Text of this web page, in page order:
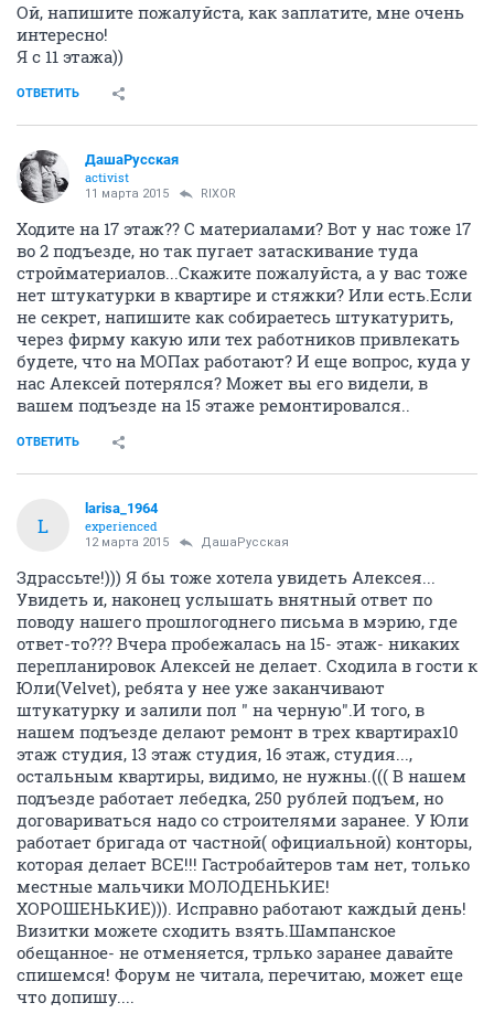
Ой, напишите пожалуйста, как заплатите, мне очень
интересно!
Я с 11 этажа))
ОТВЕТИТЬ
ДашаРусская
activist
11 марта 2015 RIXOR
Ходите на 17 этаж?? С материалами? Вот у нас тоже 17
во 2 подъезде, но так пугает затаскивание туда
стройматериалов...Скажите пожалуйста, а у вас тоже
нет штукатурки в квартире и стяжки? Или есть.Если
не секрет, напишите как собираетесь штукатурить,
через фирму какую или тех работников привлекать
будете, что на МОПах работают? И еще вопрос, куда у
нас Алексей потерялся? Может вы его видели, в
вашем подъезде на 15 этаже ремонтировался..
ОТВЕТИТЬ
L
larisa_1964
experienced
12 марта 2015 ДашаРусская
Здрассьте!))) Я бы тоже хотела увидеть Алексея...
Увидеть и, наконец услышать внятный ответ по
поводу нашего прошлогоднего письма в мэрию, где
ответ-то??? Вчера пробежалась на 15- этаж- никаких
перепланировок Алексей не делает. Сходила в гости к
Юли(Velvet), ребята у нее уже заканчивают
штукатурку и залили пол " на черную".И того, в
нашем подъезде делают ремонт в трех квартирах10
этаж студия, 13 этаж студия, 16 этаж, студия...,
остальным квартиры, видимо, не нужны.((( В нашем
подъезде работает лебедка, 250 рублей подъем, но
договариваться надо со строителями заранее. У Юли
работает бригада от частной( официальной) конторы,
которая делает ВСЕ!!! Гастробайтеров там нет, только
местные мальчики МОЛОДЕНЬКИЕ!
ХОРОШЕНЬКИЕ))). Исправно работают каждый день!
Визитки можете сходить взять.Шампанское
обещанное- не отменяется, трлько заранее давайте
спишемся! Форум не читала, перечитаю, может еще
что допишу....